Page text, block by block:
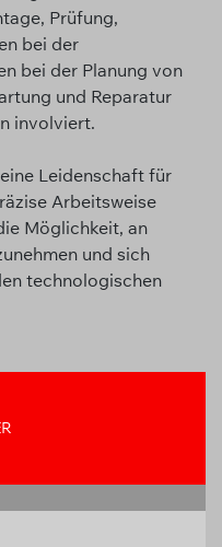
Prüfung,
bei der
bei der Planung von
und Reparatur
involviert.
Leidenschaft für
Arbeitsweise
Möglichkeit, an
und sich
technologischen